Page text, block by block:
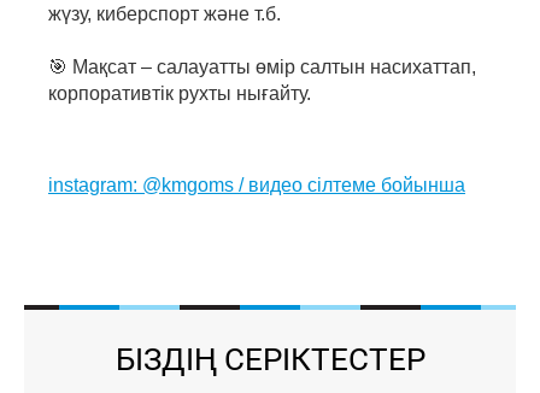
жүзу, киберспорт және т.б.
🎯 Мақсат – салауатты өмір салтын насихаттап,
корпоративтік рухты нығайту.
instagram: @kmgoms / видео сілтеме бойынша
БІЗДІҢ СЕРІКТЕСТЕР